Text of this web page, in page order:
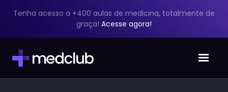
Tenha acesso a +400 aulas de medicina, totalmente de
graça! Acesse agora!